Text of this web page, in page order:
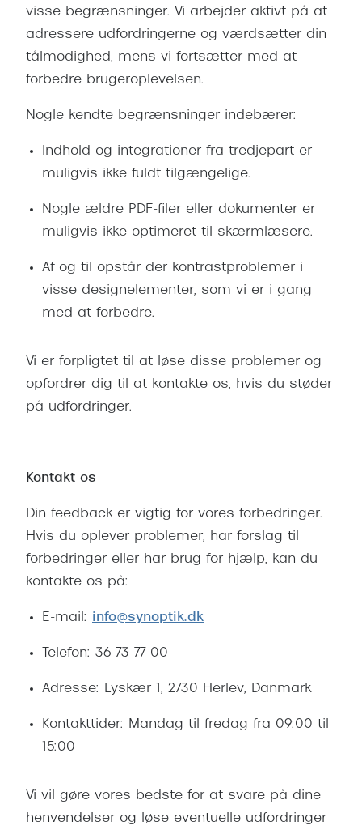
visse begrænsninger. Vi arbejder aktivt på at
adressere udfordringerne og værdsætter din
tålmodighed, mens vi fortsætter med at
forbedre brugeroplevelsen.
Nogle kendte begrænsninger indebærer:
Indhold og integrationer fra tredjepart er
muligvis ikke fuldt tilgængelige.
Nogle ældre PDF-filer eller dokumenter er
muligvis ikke optimeret til skærmlæsere.
Af og til opstår der kontrastproblemer i
visse designelementer, som vi er i gang
med at forbedre.
Vi er forpligtet til at løse disse problemer og
opfordrer dig til at kontakte os, hvis du støder
på udfordringer.
Kontakt os
Din feedback er vigtig for vores forbedringer.
Hvis du oplever problemer, har forslag til
forbedringer eller har brug for hjælp, kan du
kontakte os på:
E-mail: info@synoptik.dk
Telefon: 36 73 77 00
Adresse: Lyskær 1, 2730 Herlev, Danmark
Kontakttider: Mandag til fredag fra 09:00 til
15:00
Vi vil gøre vores bedste for at svare på dine
henvendelser og løse eventuelle udfordringer